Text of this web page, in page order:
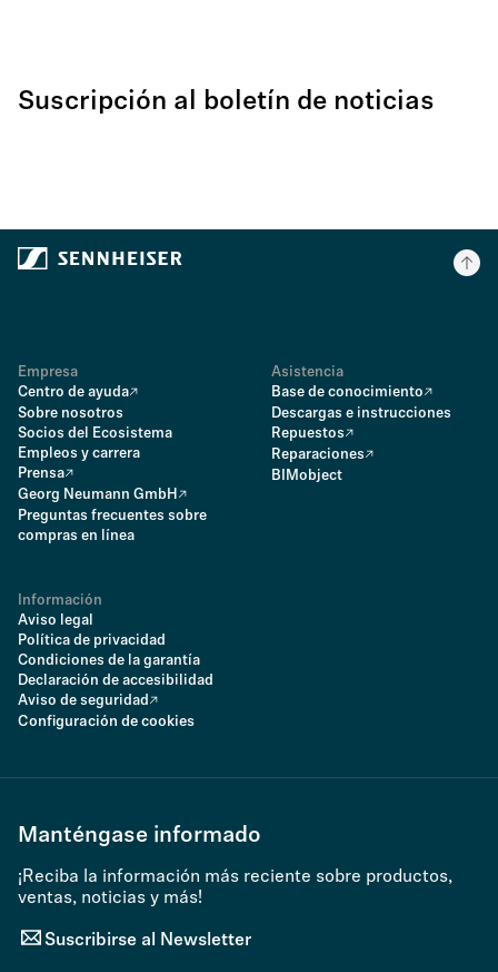
Suscripción al boletín de noticias
Empresa
Centro de ayuda
Sobre nosotros
Socios del Ecosistema
Empleos y carrera
Prensa
Georg Neumann GmbH
Preguntas frecuentes sobre
compras en línea
Asistencia
Base de conocimiento
Descargas e instrucciones
Repuestos
Reparaciones
BIMobject
Información
Aviso legal
Política de privacidad
Condiciones de la garantía
Declaración de accesibilidad
Aviso de seguridad
Configuración de cookies
Manténgase informado
¡Reciba la información más reciente sobre productos,
ventas, noticias y más!
Suscribirse al Newsletter